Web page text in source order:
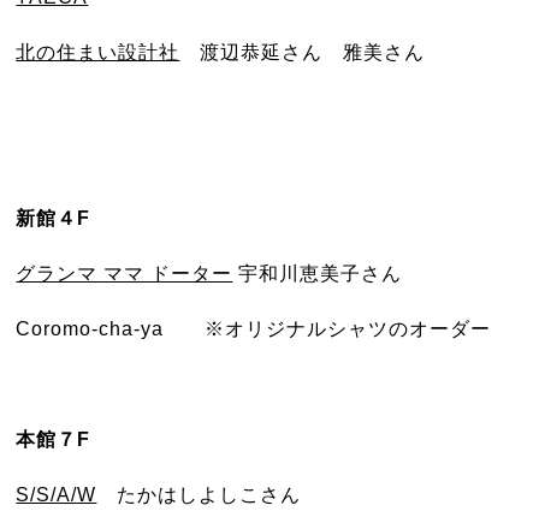
北の住まい設計社 渡辺恭延さん 雅美さん
新館４F
グランマ ママ ドーター 宇和川恵美子さん
Coromo-cha-ya ※オリジナルシャツのオーダー
本館７F
S/S/A/W たかはしよしこさん